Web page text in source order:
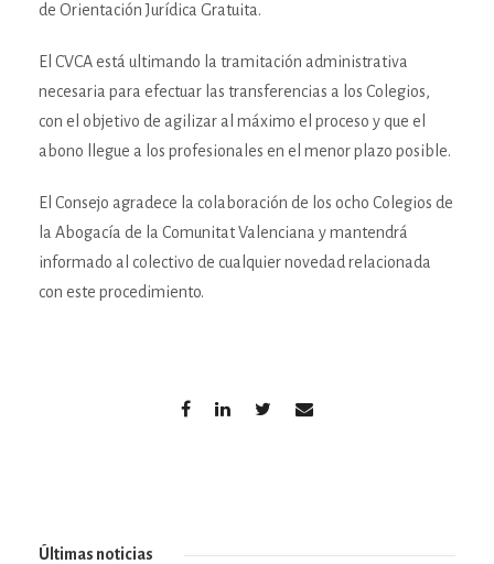
de Orientación Jurídica Gratuita.
El CVCA está ultimando la tramitación administrativa
necesaria para efectuar las transferencias a los Colegios,
con el objetivo de agilizar al máximo el proceso y que el
abono llegue a los profesionales en el menor plazo posible.
El Consejo agradece la colaboración de los ocho Colegios de
la Abogacía de la Comunitat Valenciana y mantendrá
informado al colectivo de cualquier novedad relacionada
con este procedimiento.
Últimas noticias